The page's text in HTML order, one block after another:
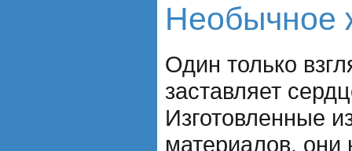
Необычное
Один только
заставляет
Изготовленные
материалов, они